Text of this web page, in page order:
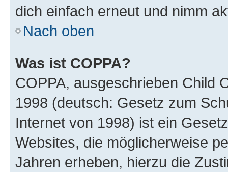
dich einfach erneut und nimm
Nach oben
Was ist COPPA?
COPPA, ausgeschrieben Child
1998 (deutsch: Gesetz zum
Internet von 1998) ist ein
Websites, die möglicherweise
Jahren erheben, hierzu die